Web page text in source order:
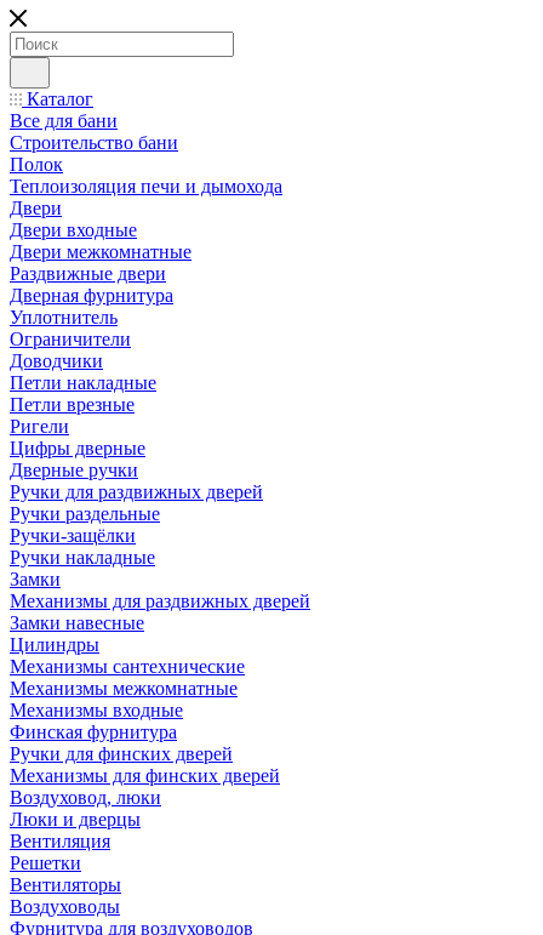
Каталог
Все для бани
Строительство бани
Полок
Теплоизоляция печи и дымохода
Двери
Двери входные
Двери межкомнатные
Раздвижные двери
Дверная фурнитура
Уплотнитель
Ограничители
Доводчики
Петли накладные
Петли врезные
Ригели
Цифры дверные
Дверные ручки
Ручки для раздвижных дверей
Ручки раздельные
Ручки-защёлки
Ручки накладные
Замки
Механизмы для раздвижных дверей
Замки навесные
Цилиндры
Механизмы сантехнические
Механизмы межкомнатные
Механизмы входные
Финская фурнитура
Ручки для финских дверей
Механизмы для финских дверей
Воздуховод, люки
Люки и дверцы
Вентиляция
Решетки
Вентиляторы
Воздуховоды
Фурнитура для воздуховодов